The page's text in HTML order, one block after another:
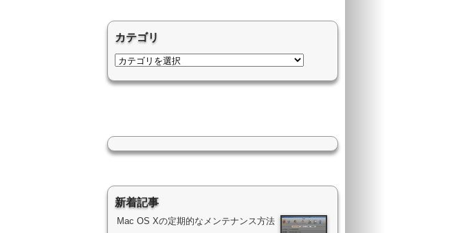
カテゴリ
新着記事
Mac OS Xの定期的なメンテナンス方法